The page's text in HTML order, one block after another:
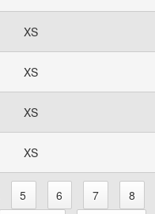
XS
XS
XS
XS
5 6 7
8